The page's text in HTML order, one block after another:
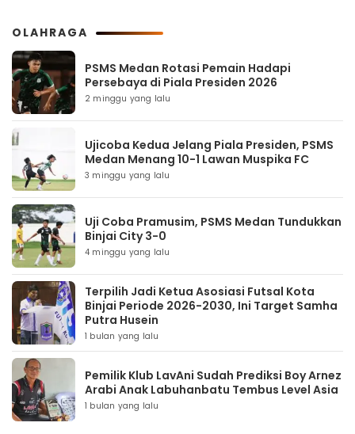
OLAHRAGA
PSMS Medan Rotasi Pemain Hadapi
Persebaya di Piala Presiden 2026
2 minggu yang lalu
Ujicoba Kedua Jelang Piala Presiden, PSMS
Medan Menang 10-1 Lawan Muspika FC
3 minggu yang lalu
Uji Coba Pramusim, PSMS Medan Tundukkan
Binjai City 3-0
4 minggu yang lalu
Terpilih Jadi Ketua Asosiasi Futsal Kota
Binjai Periode 2026-2030, Ini Target Samha
Putra Husein
1 bulan yang lalu
Pemilik Klub LavAni Sudah Prediksi Boy Arnez
Arabi Anak Labuhanbatu Tembus Level Asia
1 bulan yang lalu